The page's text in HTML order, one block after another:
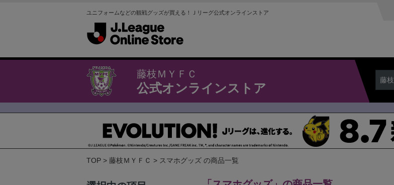
ユニフォームなどの観戦グッズが買える！Ｊリーグ公式オンラインストア
藤枝ＭＹＦＣ
公式オンラインストア
藤枝
TOP 藤枝ＭＹＦＣ スマホグッズ の商品一覧